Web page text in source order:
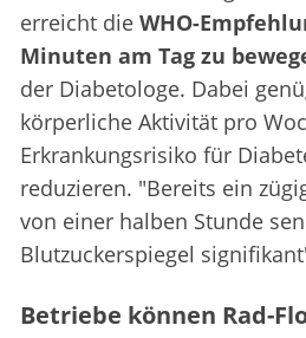
erreicht die WHO-
Minuten am Tag zu
der Diabetologe. Dabei
körperliche Aktivität pro
Erkrankungsrisiko für
reduzieren. "Bereits ein
von einer halben Stunde
Blutzuckerspiegel
Betriebe können Rad-